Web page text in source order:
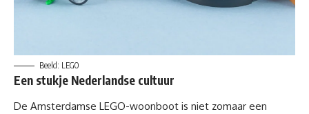
Beeld: LEGO
Een stukje Nederlandse cultuur
De Amsterdamse LEGO-woonboot is niet zomaar een